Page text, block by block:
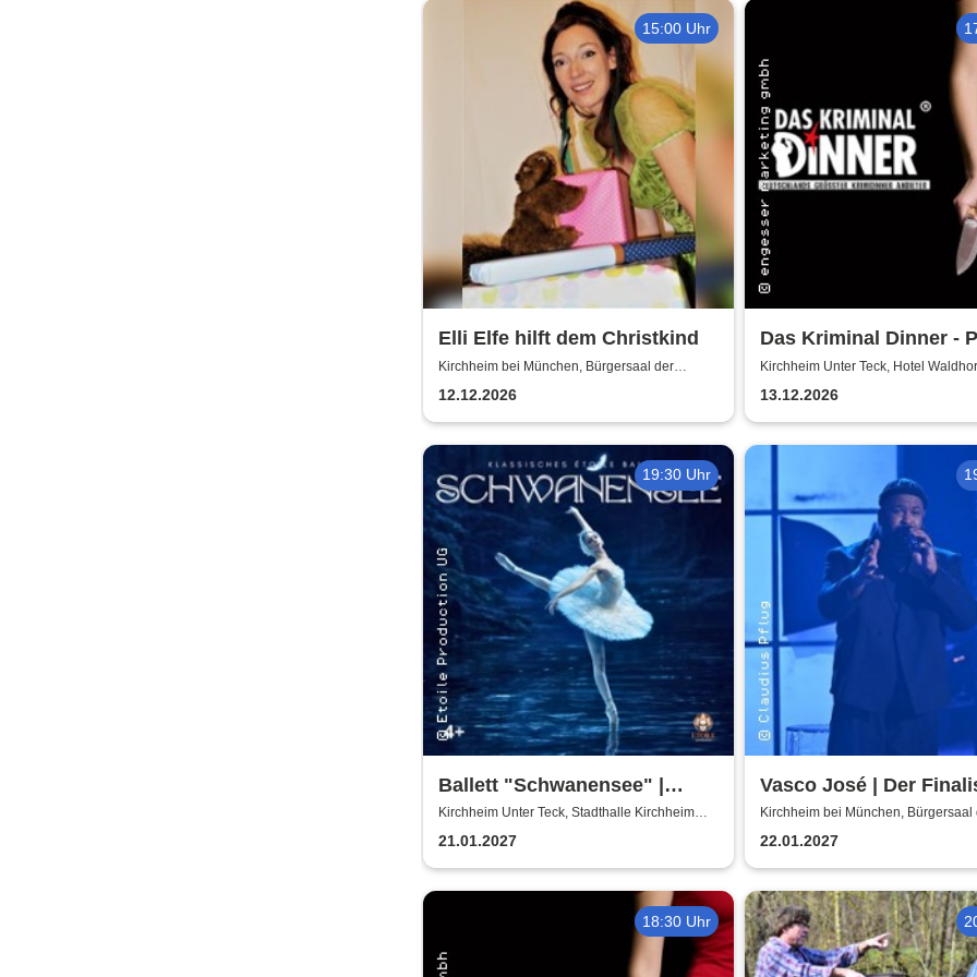
15:00 Uhr
Elli Elfe hilft dem Christkind
Kirchheim bei München, Bürgersaal der
12.12.2026
Das Kriminal Dinner -
morter - Der letzte
Kirchheim Unter Teck, Hotel
13.12.2026
19:30 Uhr
Ballett "Schwanensee" |
Klassisches Etoile Ballett
Kirchheim Unter Teck, Stadthalle Kirchheim
unter Teck
21.01.2027
Vasco José | Der
der
Stimme
Kirchheim bei München, Bürgersaal
Gemeinde Kirchheim
22.01.2027
18:30 Uhr